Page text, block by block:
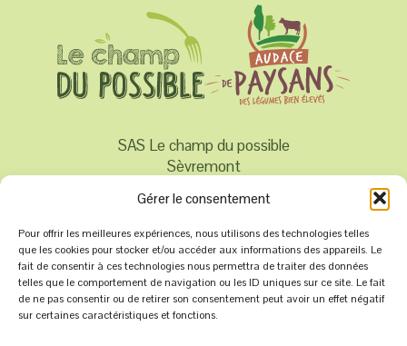
Gérer le consentement
Pour offrir les meilleures expériences, nous utilisons des technologies telles
que les cookies pour stocker et/ou accéder aux informations des appareils. Le
fait de consentir à ces technologies nous permettra de traiter des données
telles que le comportement de navigation ou les ID uniques sur ce site. Le fait
de ne pas consentir ou de retirer son consentement peut avoir un effet négatif
sur certaines caractéristiques et fonctions.
SAS Le champ du possible
Sèvremont
contact@champ-du-possible.fr